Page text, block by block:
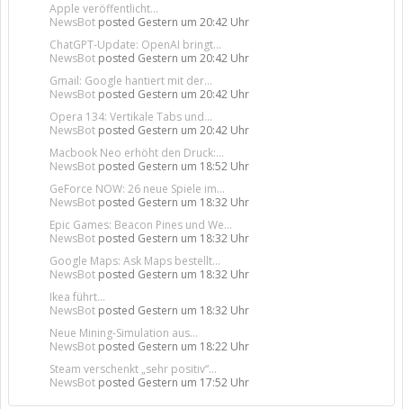
Apple veröffentlicht...
NewsBot posted Gestern um 20:42 Uhr
ChatGPT-Update: OpenAI bringt...
NewsBot posted Gestern um 20:42 Uhr
Gmail: Google hantiert mit der...
NewsBot posted Gestern um 20:42 Uhr
Opera 134: Vertikale Tabs und...
NewsBot posted Gestern um 20:42 Uhr
Macbook Neo erhöht den Druck:...
NewsBot posted Gestern um 18:52 Uhr
GeForce NOW: 26 neue Spiele im...
NewsBot posted Gestern um 18:32 Uhr
Epic Games: Beacon Pines und We...
NewsBot posted Gestern um 18:32 Uhr
Google Maps: Ask Maps bestellt...
NewsBot posted Gestern um 18:32 Uhr
Ikea führt...
NewsBot posted Gestern um 18:32 Uhr
Neue Mining-Simulation aus...
NewsBot posted Gestern um 18:22 Uhr
Steam verschenkt „sehr positiv“...
NewsBot posted Gestern um 17:52 Uhr